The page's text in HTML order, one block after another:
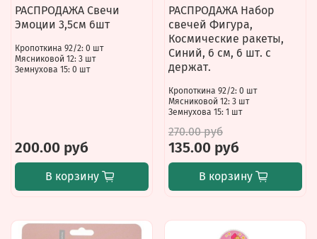
РАСПРОДАЖА Свечи
Эмоции 3,5см 6шт
Кропоткина 92/2: 0 шт
Мясниковой 12: 3 шт
Земнухова 15: 0 шт
200.00 руб
В корзину
РАСПРОДАЖА Набор
свечей Фигура,
Космические ракеты,
Синий, 6 см, 6 шт. с
держат.
Кропоткина 92/2: 0 шт
Мясниковой 12: 3 шт
Земнухова 15: 1 шт
270.00 руб
135.00 руб
В корзину